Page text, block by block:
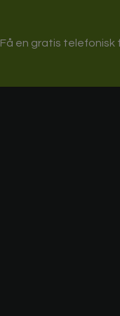
Få en gratis telefonisk